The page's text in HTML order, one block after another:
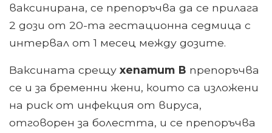
ваксинирана, се препоръчва да се прилага
2 дози от 20-та гестационна седмица с
интервал от 1 месец между дозите.
Ваксината срещу хепатит В препоръчва
се и за бременни жени, които са изложени
на риск от инфекция от вируса,
отговорен за болестта, и се препоръчва